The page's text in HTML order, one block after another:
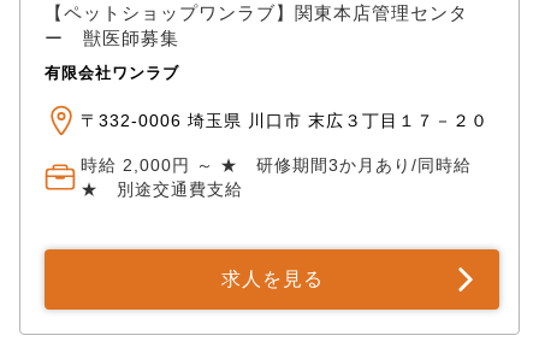
【ペットショップワンラブ】関東本店管理センタ
ー 獣医師募集
有限会社ワンラブ
〒332-0006 埼玉県 川口市 末広３丁目１７－２０
時給 2,000円 ～ ★ 研修期間3か月あり/同時給
★ 別途交通費支給
求人を見る